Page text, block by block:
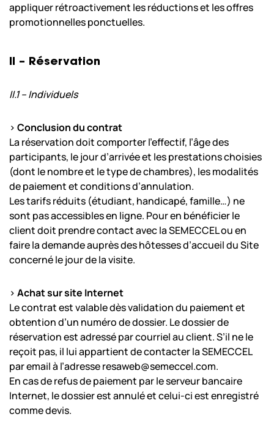
appliquer rétroactivement les réductions et les offres
promotionnelles ponctuelles.
II – Réservation
II.1 – Individuels
> Conclusion du contrat
La réservation doit comporter l’effectif, l’âge des
participants, le jour d’arrivée et les prestations choisies
(dont le nombre et le type de chambres), les modalités
de paiement et conditions d’annulation.
Les tarifs réduits (étudiant, handicapé, famille…) ne
sont pas accessibles en ligne. Pour en bénéficier le
client doit prendre contact avec la SEMECCEL ou en
faire la demande auprès des hôtesses d’accueil du Site
concerné le jour de la visite.
> Achat sur site Internet
Le contrat est valable dès validation du paiement et
obtention d’un numéro de dossier. Le dossier de
réservation est adressé par courriel au client. S’il ne le
reçoit pas, il lui appartient de contacter la SEMECCEL
par email à l’adresse resaweb@semeccel.com.
En cas de refus de paiement par le serveur bancaire
Internet, le dossier est annulé et celui-ci est enregistré
comme devis.